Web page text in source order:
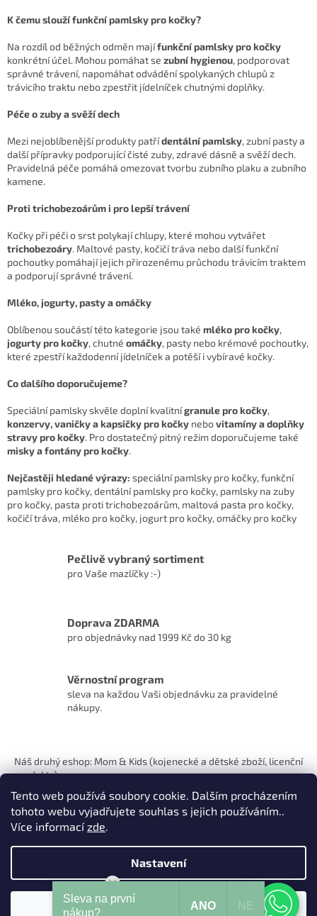
Tento web používá soubory cookie. Dalším procházením
tohoto webu vyjadřujete souhlas s jejich používáním..
Více informacízde.
Nastavení
l
d
a
c
í
k
y
v
i
u
K čemu slouží funkční pamlsky pro kočky?
Na rozdíl od běžných odměn majífunkční pamlsky pro kočky
konkrétní účel. Mohou pomáhat se zubní hygienou, podporovat
správné trávení, napomáhat odvádění spolykaných chlupů z
trávicího traktu nebo zpestřit jídelníček chutnými doplňky.
Péče o zuby a svěží dech
Mezi nejoblíbenější produkty patřídentální pamlsky, zubní pasty a
další přípravky podporující čisté zuby, zdravé dásně a svěží dech.
Pravidelná péče pomáhá omezovat tvorbu zubního plaku a zubního
kamene.
Proti trichobezoárům i pro lepší trávení
Kočky při péči o srst polykají chlupy, které mohou vytvářet
trichobezoáry. Maltové pasty, kočičí tráva nebo další funkční
pochoutky pomáhají jejich přirozenému průchodu trávicím traktem
a podporují správné trávení.
Mléko, jogurty, pasty a omáčky
Oblíbenou součástí této kategorie jsou také mléko pro kočky,
jogurty pro kočky, chutné omáčky, pasty nebo krémové pochoutky,
které zpestří každodenní jídelníček a potěší i vybíravé kočky.
Co dalšího doporučujeme?
Speciální pamlsky skvěle doplní kvalitnígranule pro kočky,
konzervy, vaničky a kapsičky pro kočky nebovitamíny a doplňky
stravy pro kočky. Pro dostatečný pitný režim doporučujeme také
misky a fontány pro kočky.
Nejčastěji hledané výrazy: speciální pamlsky pro kočky, funkční
pamlsky pro kočky, dentální pamlsky pro kočky, pamlsky na zuby
pro kočky, pasta proti trichobezoárům, maltová pasta pro kočky,
kočičí tráva, mléko pro kočky, jogurt pro kočky, omáčky pro kočky
Pečlivě vybraný sortiment
pro Vaše mazlíčky :-)
Doprava ZDARMA
pro objednávky nad 1999 Kč do 30 kg
Věrnostní program
sleva na každou Vaši objednávku za pravidelné
nákupy.
p
Náš druhý eshop: Mom & Kids (kojenecké a dětské zboží, licenční
produkty)
Vytvořil Shoptet
Copyright 2026 . Všechna práva vyhrazena.
Mohu Vám pomoci?
Sleva na první
nákup?
ANO NE